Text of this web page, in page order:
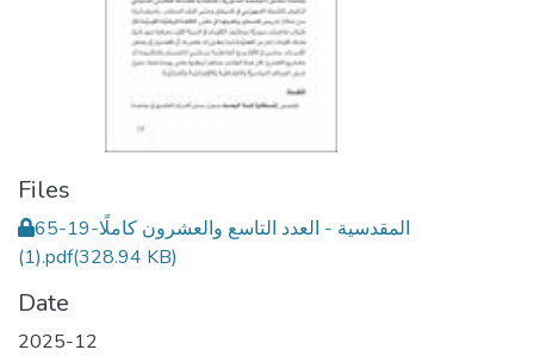
Files
المقدسية - العدد التاسع والعشرون كاملًا-19-65
(1).pdf(328.94 KB)
Date
2025-12